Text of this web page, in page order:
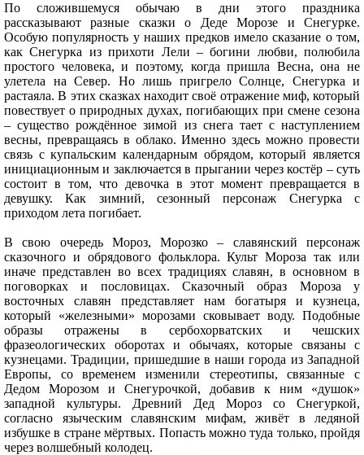
По сложившемуся обычаю в дни этого праздника
рассказывают разные сказки о Деде Морозе и Снегурке.
Особую популярность у наших предков имело сказание о том,
как Снегурка из прихоти Лели – богини любви, полюбила
простого человека, и поэтому, когда пришла Весна, она не
улетела на Север. Но лишь пригрело Солнце, Снегурка и
растаяла. В этих сказках находит своё отражение миф, который
повествует о природных духах, погибающих при смене сезона
– существо рождённое зимой из снега тает с наступлением
весны, превращаясь в облако. Именно здесь можно провести
связь с купальским календарным обрядом, который является
инициационным и заключается в прыгании через костёр – суть
состоит в том, что девочка в этот момент превращается в
девушку. Как зимний, сезонный персонаж Снегурка с
приходом лета погибает.
В свою очередь Мороз, Морозко – славянский персонаж
сказочного и обрядового фольклора. Культ Мороза так или
иначе представлен во всех традициях славян, в основном в
поговорках и пословицах. Сказочный образ Мороза у
восточных славян представляет нам богатыря и кузнеца,
который «железными» морозами сковывает воду. Подобные
образы отражены в сербохорватских и чешских
фразеологических оборотах и обычаях, которые связаны с
кузнецами. Традиции, пришедшие в наши города из Западной
Европы, со временем изменили стереотипы, связанные с
Дедом Морозом и Снегурочкой, добавив к ним «душок»
западной культуры. Древний Дед Мороз со Снегуркой,
согласно языческим славянским мифам, живёт в ледяной
избушке в стране мёртвых. Попасть можно туда только, пройдя
через волшебный колодец.